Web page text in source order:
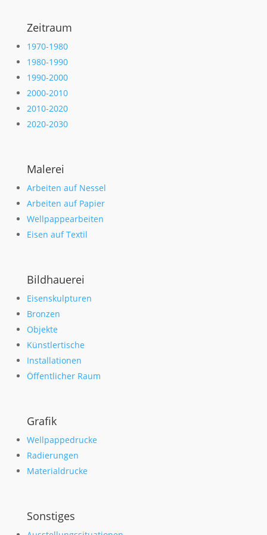
Zeitraum
1970-1980
1980-1990
1990-2000
2000-2010
2010-2020
2020-2030
Malerei
Arbeiten auf Nessel
Arbeiten auf Papier
Wellpappearbeiten
Eisen auf Textil
Bildhauerei
Eisenskulpturen
Bronzen
Objekte
Künstlertische
Installationen
Öffentlicher Raum
Grafik
Wellpappedrucke
Radierungen
Materialdrucke
Sonstiges